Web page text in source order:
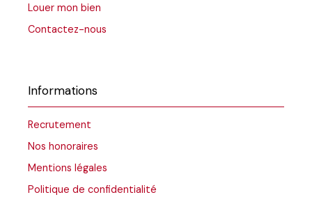
Louer mon bien
Contactez-nous
Informations
Recrutement
Nos honoraires
Mentions légales
Politique de confidentialité